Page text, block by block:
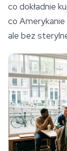
co dokładnie
co
ale bez